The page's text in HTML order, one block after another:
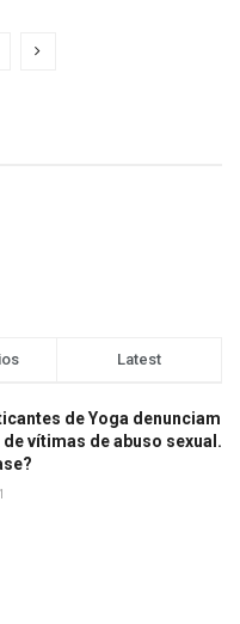
Latest
de Yoga denunciam
vítimas de abuso sexual.